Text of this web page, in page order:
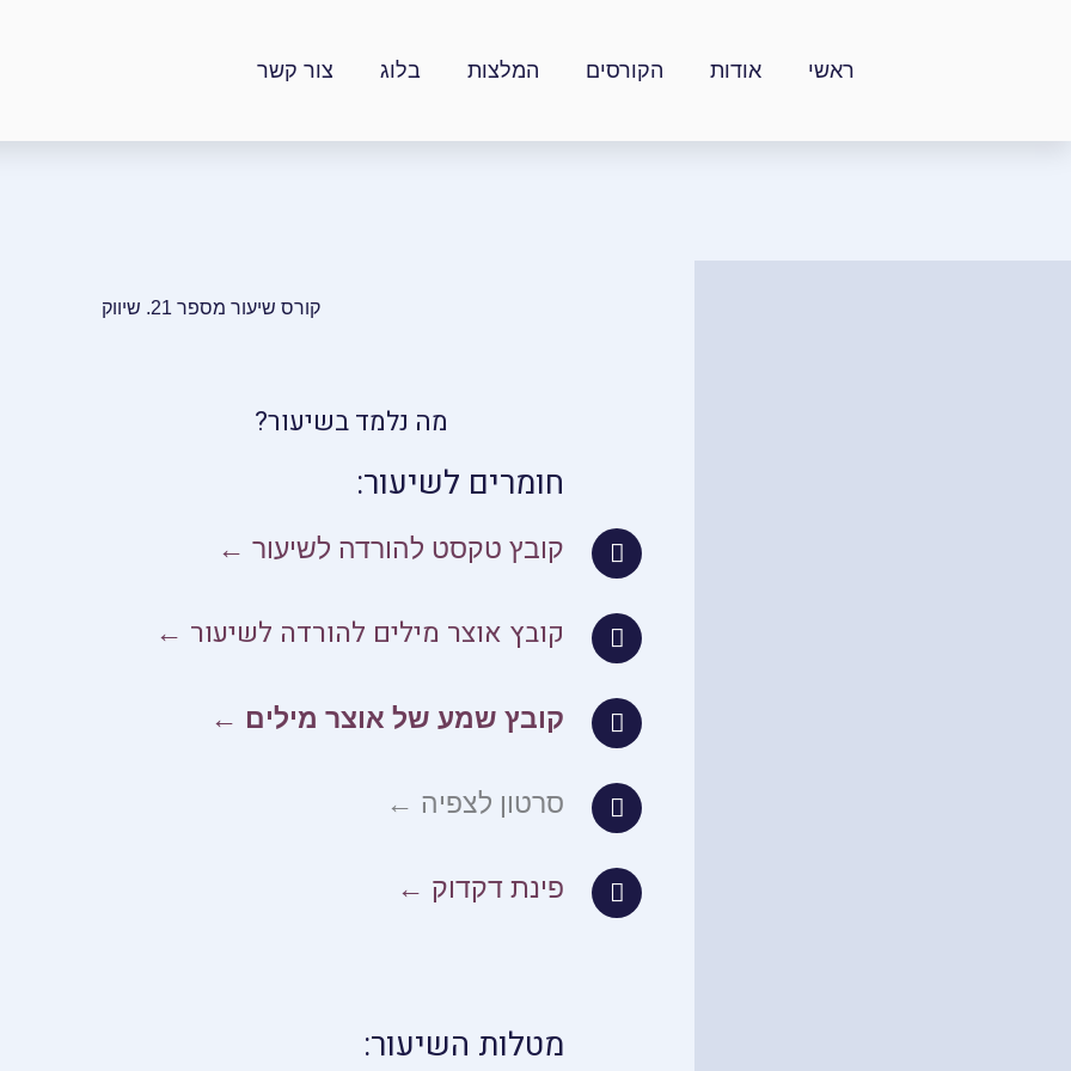
ראשי אודות הקורסים המלצות בלוג צור קשר
קורס שיעור מספר 21. שיווק
מה נלמד בשיעור?
חומרים לשיעור:
קובץ טקסט להורדה לשיעור ←
קובץ אוצר מילים להורדה לשיעור ←
קובץ שמע של אוצר מילים ←
סרטון לצפיה ←
פינת דקדוק ←
מטלות השיעור: